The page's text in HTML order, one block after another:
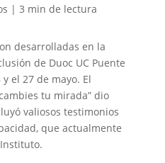
| 3 min de lectura
desarrolladas en la
de Duoc UC Puente
el 27 de mayo. El
tu mirada” dio
valiosos testimonios
que actualmente